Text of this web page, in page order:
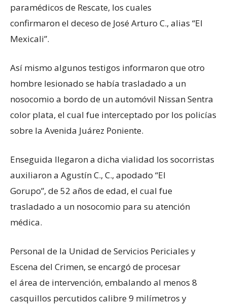
paramédicos de Rescate, los cuales
confirmaron el deceso de José Arturo C., alias “El
Mexicali”.
Así mismo algunos testigos informaron que otro
hombre lesionado se había trasladado a un
nosocomio a bordo de un automóvil Nissan Sentra
color plata, el cual fue interceptado por los policías
sobre la Avenida Juárez Poniente.
Enseguida llegaron a dicha vialidad los socorristas
auxiliaron a Agustín C., C., apodado “El
Gorupo”, de 52 años de edad, el cual fue
trasladado a un nosocomio para su atención
médica.
Personal de la Unidad de Servicios Periciales y
Escena del Crimen, se encargó de procesar
el área de intervención, embalando al menos 8
casquillos percutidos calibre 9 milímetros y